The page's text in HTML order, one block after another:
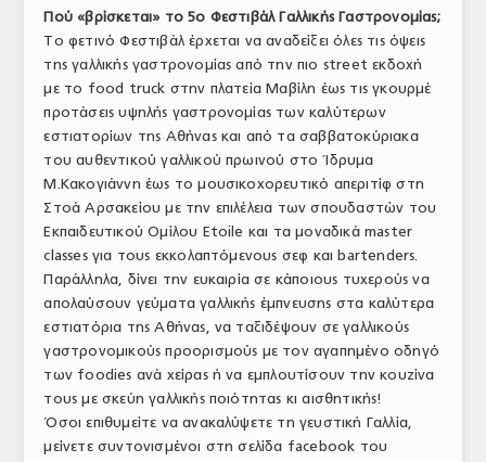
Πού «βρίσκεται» το 5o Φεστιβάλ Γαλλικής Γαστρονομίας;
Το φετινό Φεστιβάλ έρχεται να αναδείξει όλες τις όψεις
της γαλλικής γαστρονομίας από την πιο street εκδοχή
με το food truck στην πλατεία Μαβίλη έως τις γκουρμέ
προτάσεις υψηλής γαστρονομίας των καλύτερων
εστιατορίων της Αθήνας και από τα σαββατοκύριακα
του αυθεντικού γαλλικού πρωινού στο Ίδρυμα
Μ.Κακογιάννη έως το μουσικοχορευτικό απεριτίφ στη
Στοά Αρσακείου με την επιλέλεια των σπουδαστών του
Εκπαιδευτικού Ομίλου Etoile και τα μοναδικά master
classes για τους εκκολαπτόμενους σεφ και bartenders.
Παράλληλα, δίνει την ευκαιρία σε κάποιους τυχερούς να
απολαύσουν γεύματα γαλλικής έμπνευσης στα καλύτερα
εστιατόρια της Αθήνας, να ταξιδέψουν σε γαλλικούς
γαστρονομικούς προορισμούς με τον αγαπημένο οδηγό
των foodies ανά χείρας ή να εμπλουτίσουν την κουζίνα
τους με σκεύη γαλλικής ποιότητας κι αισθητικής!
Όσοι επιθυμείτε να ανακαλύψετε τη γευστική Γαλλία,
μείνετε συντονισμένοι στη σελίδα facebook του